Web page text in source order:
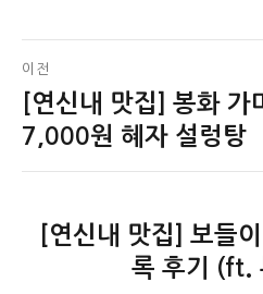
글
탐
색
이전
이
전
[연신내 맛집] 봉화 가
7,000원 혜자 설렁탕
[연신내 맛집] 보들
록 후기 (ft.